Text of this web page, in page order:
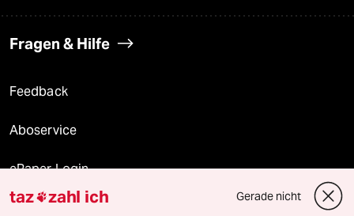
Fragen & Hilfe
Feedback
Aboservice
ePaper Login
Downloads für Abonnierende
taz zahl ich Gerade nicht